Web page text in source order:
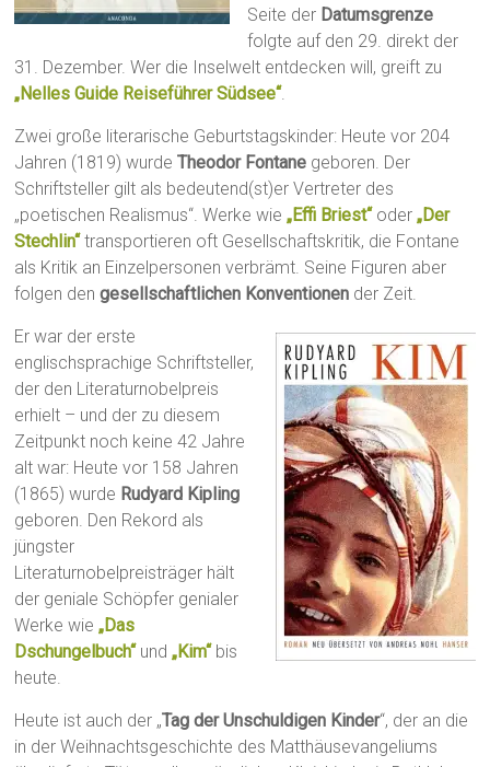
Seite der Datumsgrenze
folgte auf den 29. direkt der
31. Dezember. Wer die Inselwelt entdecken will, greift zu
„Nelles Guide Reiseführer Südsee“.
Zwei große literarische Geburtstagskinder: Heute vor 204
Jahren (1819) wurdeTheodor Fontane geboren. Der
Schriftsteller gilt als bedeutend(st)er Vertreter des
„poetischen Realismus“. Werke wie„Effi Briest“oder„Der
Stechlin“transportieren oft Gesellschaftskritik, die Fontane
als Kritik an Einzelpersonen verbrämt. Seine Figuren aber
folgen dengesellschaftlichen Konventionen der Zeit.
Er war der erste
englischsprachige Schriftsteller,
der den Literaturnobelpreis
erhielt – und der zu diesem
Zeitpunkt noch keine 42 Jahre
alt war: Heute vor 158 Jahren
(1865) wurde Rudyard Kipling
geboren. Den Rekord als
jüngster
Literaturnobelpreisträger hält
der geniale Schöpfer genialer
Werke wie„Das
Dschungelbuch“und„Kim“bis
heute.
Heute ist auch der „Tag der Unschuldigen Kinder“, der an die
in der Weihnachtsgeschichte des Matthäusevangeliums